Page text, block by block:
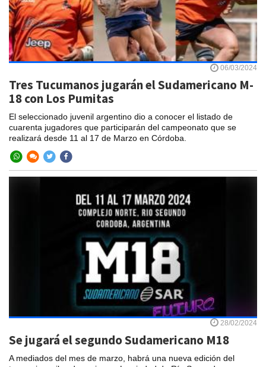
06/03/2024
Tres Tucumanos jugarán el Sudamericano M-
18 con Los Pumitas
El seleccionado juvenil argentino dio a conocer el listado de
cuarenta jugadores que participarán del campeonato que se
realizará desde 11 al 17 de Marzo en Córdoba.
28/02/2024
Se jugará el segundo Sudamericano M18
A mediados del mes de marzo, habrá una nueva edición del